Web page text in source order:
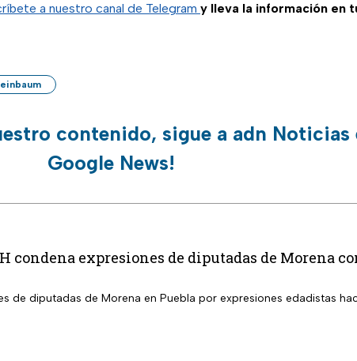
a nuestro canal de Telegram y lleva la información en
contenido, sigue a adn Noticias
Google News!
condena expresiones de diputadas de Morena
de diputadas de Morena en Puebla por expresiones edadistas